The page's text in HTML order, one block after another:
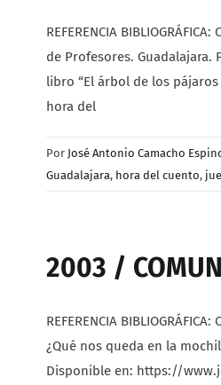
REFERENCIA
de Profesores. Guadalajara.
libro “El árbol de los pájaros
hora del
Por José Antonio Camacho
Guadalajara, hora del cuento,
2003 /
REFERENCIA
¿Qué nos queda en la
Disponible en: https://